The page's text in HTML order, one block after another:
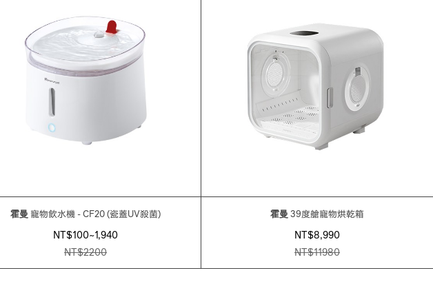
霍曼 寵物飲水機 - CF20 (瓷蓋UV殺菌)
NT$100~1,940
NT$2200
霍曼 39度艙寵物烘乾箱
NT$8,990
NT$11980